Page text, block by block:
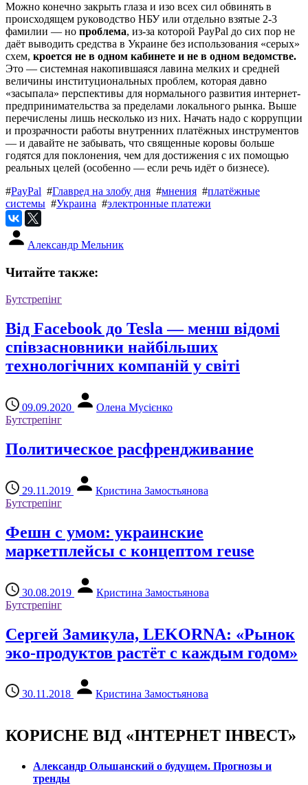
Можно конечно закрыть глаза и изо всех сил обвинять в
происходящем руководство НБУ или отдельно взятые 2-3
фамилии — но проблема, из-за которой PayPal до сих пор не
даёт выводить средства в Украине без использования «серых»
схем, кроется не в одном кабинете и не в одном ведомстве.
Это — системная накопившаяся лавина мелких и средней
величины институциональных проблем, которая давно
«засыпала» перспективы для нормального развития интернет-
предпринимательства за пределами локального рынка. Выше
перечислены лишь несколько из них. Начать надо с коррупции
и прозрачности работы внутренних платёжных инструментов
— и давайте не забывать, что священные коровы больше
годятся для поклонения, чем для достижения с их помощью
реальных целей (особенно — если речь идёт о бизнесе).
#PayPal #Главред на злобу дня #мнения #платёжные
системы #Украина #электронные платежи
Александр Мельник
Читайте также:
Бутстрепінг
Від Facebook до Tesla — менш відомі
співзасновники найбільших
технологічних компаній у світі
09.09.2020
Олена Мусієнко
Бутстрепінг
Политическое расфрендживание
29.11.2019
Кристина Замостьянова
Бутстрепінг
Фешн с умом: украинские
маркетплейсы с концептом reuse
30.08.2019
Кристина Замостьянова
Бутстрепінг
Сергей Замикула, LEKORNA: «Рынок
эко-продуктов растёт с каждым годом»
30.11.2018 Кристина Замостьянова
КОРИСНЕ ВІД «ІНТЕРНЕТ ІНВЕСТ»
Александр Ольшанский о будущем. Прогнозы и
тренды